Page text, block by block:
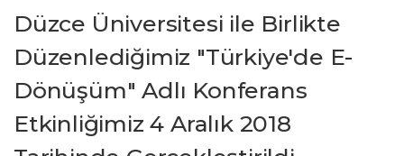
Düzce Üniversitesi ile Birlikte
Düzenlediğimiz "Türkiye'de E-
Dönüşüm" Adlı Konferans
Etkinliğimiz 4 Aralık 2018